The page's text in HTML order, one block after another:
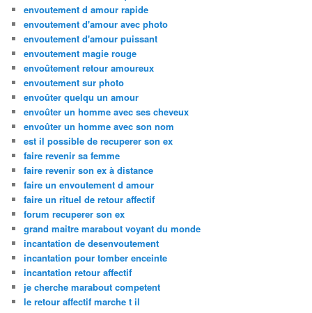
envoutement d amour rapide
envoutement d'amour avec photo
envoutement d'amour puissant
envoutement magie rouge
envoûtement retour amoureux
envoutement sur photo
envoûter quelqu un amour
envoûter un homme avec ses cheveux
envoûter un homme avec son nom
est il possible de recuperer son ex
faire revenir sa femme
faire revenir son ex à distance
faire un envoutement d amour
faire un rituel de retour affectif
forum recuperer son ex
grand maitre marabout voyant du monde
incantation de desenvoutement
incantation pour tomber enceinte
incantation retour affectif
je cherche marabout competent
le retour affectif marche t il